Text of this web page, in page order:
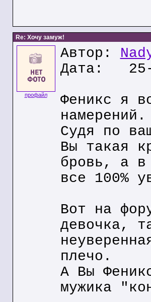
Re: Хочу замуж!
профайл
Автор:
Дата: 25-
Феникс я
намерений.
Судя по
Вы такая
бровь, а в
все 100%
Вот на
девочка,
плечо.
А Вы
мужика